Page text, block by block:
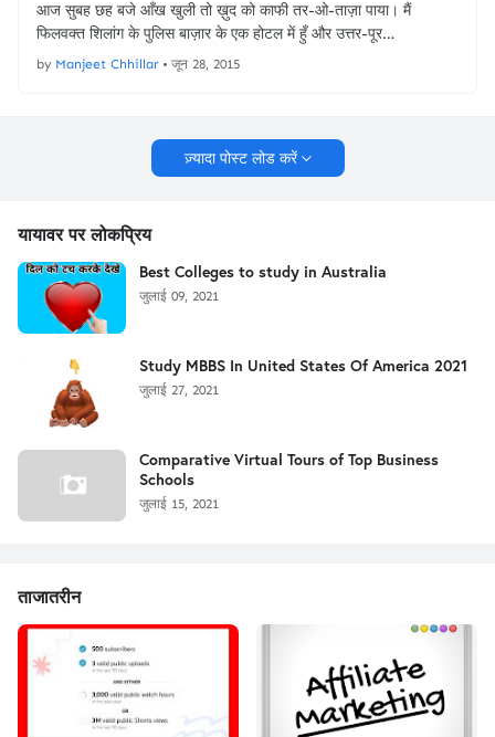
आज सुबह छह बजे आँख खुली तो ख़ुद को काफी तर-ओ-ताज़ा पाया। मैं
फिलवक्त शिलांग के पुलिस बाज़ार के एक होटल में हुँ और उत्तर-पूर…
by Manjeet Chhillar • जून 28, 2015
ज़्यादा पोस्ट लोड करें
यायावर पर लोकप्रिय
Best Colleges to study in Australia
जुलाई 09, 2021
Study MBBS In United States Of America 2021
जुलाई 27, 2021
Comparative Virtual Tours of Top Business
Schools
जुलाई 15, 2021
ताजातरीन